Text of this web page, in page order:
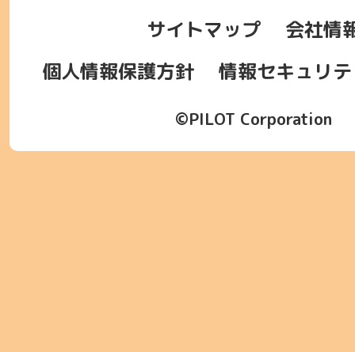
サイトマップ
会社情
個人情報保護方針
情報セキュリ
©PILOT Corporation